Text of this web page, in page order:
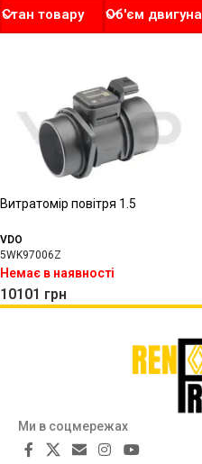
Стан товару Об'єм двигуна
Витратомір повітря 1.5
VDO
5WK97006Z
Немає в наявності
10101 грн
Ми в соцмережах